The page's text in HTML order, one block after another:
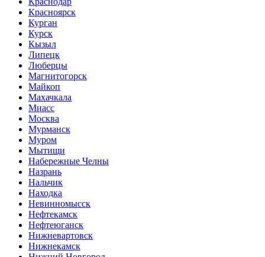
Красноярск
Курган
Курск
Кызыл
Липецк
Люберцы
Магнитогорск
Майкоп
Махачкала
Миасс
Москва
Мурманск
Муром
Мытищи
Набережные Челны
Назрань
Нальчик
Находка
Невинномысск
Нефтекамск
Нефтеюганск
Нижневартовск
Нижнекамск